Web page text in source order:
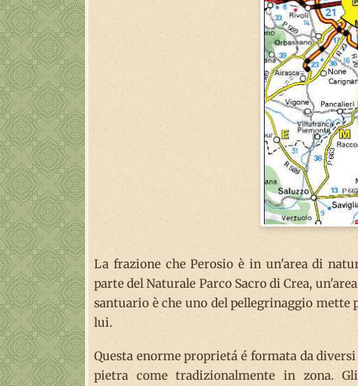
La frazione che Perosio è in un'area di
parte del Naturale Parco Sacro di Crea,
santuario è che uno del pellegrinaggio
lui.
Questa enorme proprietá é formata da
pietra come tradizionalmente in zona.